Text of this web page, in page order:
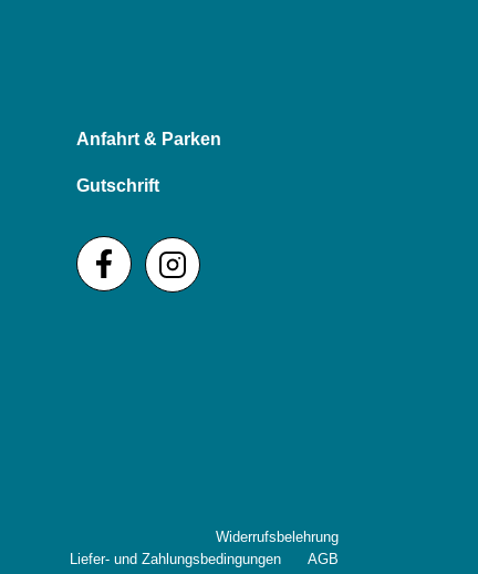
Anfahrt & Parken
Gutschrift
Widerrufsbelehrung
Liefer- und Zahlungsbedingungen
AGB